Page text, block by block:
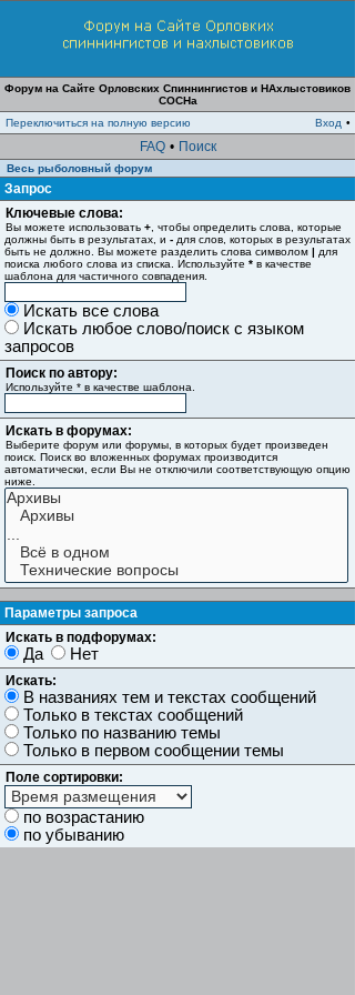
Форум на Сайте Орловских Спиннингистов и НАхлыстовиков
СОСНа
Переключиться на полную версию
Вход •
FAQ • Поиск
Весь рыболовный форум
Запрос
Ключевые слова:
Вы можете использовать + , чтобы определить слова, которые
должны быть в результатах, и - для слов, которых в результатах
быть не должно. Вы можете разделить слова символом | для
поиска любого слова из списка. Используйте * в качестве
шаблона для частичного совпадения.
Искать все слова
Искать любое слово/поиск с языком
запросов
Поиск по автору:
Используйте * в качестве шаблона.
Искать в форумах:
Выберите форум или форумы, в которых будет произведен
поиск. Поиск во вложенных форумах производится
автоматически, если Вы не отключили соответствующую опцию
ниже.
Параметры запроса
Искать в подфорумах:
Да Нет
Искать:
В названиях тем и текстах сообщений
Только в текстах сообщений
Только по названию темы
Только в первом сообщении темы
Поле сортировки:
по возрастанию
по убыванию